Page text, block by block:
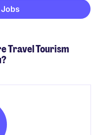
Travel Tourism